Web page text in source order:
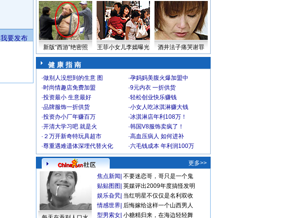
我要发布
新版“西游”绝密照 王菲小女儿李嫣曝光 酒井法子痛哭谢罪
健 康 指 南
·做别人没想到的生意 图 ·孕妈妈美腹火爆加盟中
·时尚情趣店免费加盟 ·9元内衣 一折供货
·投资最小 生意最好 ·轻松创业快乐赚钱
·品牌服饰一折供货 ·小女人吃冰淇淋赚大钱
·投资办小厂年赚百万 ·冰淇淋店年利108万！
·开清大学习吧 就是火 ·韩国V8服饰卖疯了！
· ２万开新奇特玩具超市 ·高血压病人 如何进补
·尊重遇难遗体深埋代替火化 ·六毛钱成本 年利润100万
更多>>
焦点新闻 不要迷恋哥，哥只是一个鬼
贴贴图图 英媒评出2009年度搞怪发明
娱乐旮旯 当红明星不仅仅是名利双收
情感世界 后悔嫁给这样一个山西男人
型男索女 小糖精归来，在海边轻轻舞